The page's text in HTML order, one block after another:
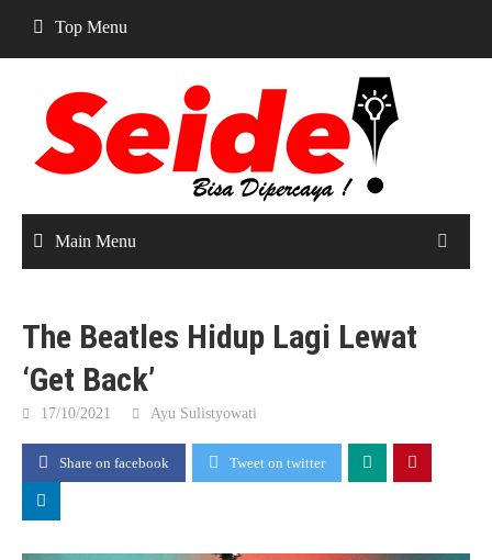
content
Top Menu
Main Menu
The Beatles Hidup Lagi Lewat
‘Get Back’
17/10/2021 Ayu Sulistyowati
Share on facebook Tweet on twitter